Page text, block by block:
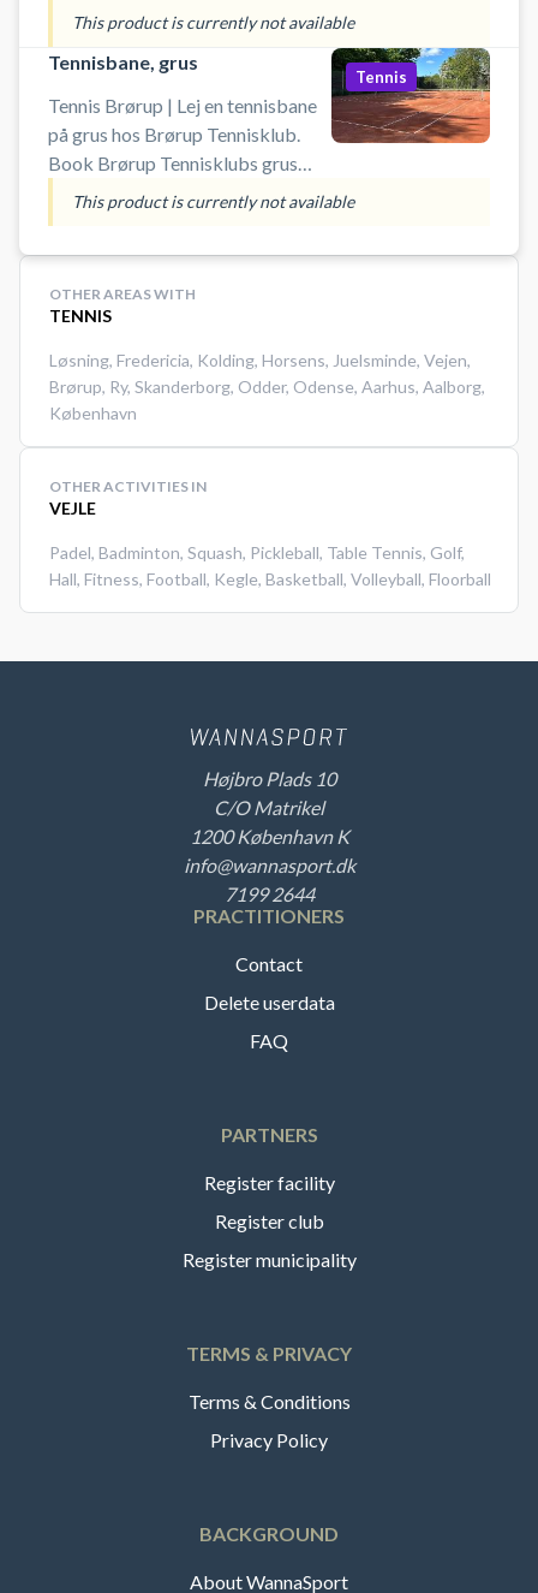
Tennisklubs kunstgræs
tennisbaner og spil tennis ved
Vejen på udendørsbaner ved
tennisklubbens i Brørup.
Medbring selv ketcher og bolde.
This product is currently not available
Tennisbane, grus
Tennis Brørup | Lej en tennisbane
på grus hos Brørup Tennisklub.
Book Brørup Tennisklubs grus
tennisbaner og spil tennis ved
Vejen på en af udendørsbanerne
ved tennisklubbens i Brørup.
Tennis
This product is currently not available
OTHER AREAS WITH
TENNIS
Løsning, Fredericia, Kolding, Horsens, Juelsminde, Vejen,
Brørup, Ry, Skanderborg, Odder, Odense, Aarhus, Aalborg,
København
OTHER ACTIVITIES IN
VEJLE
Padel, Badminton, Squash, Pickleball, Table Tennis, Golf,
Hall, Fitness, Football, Kegle, Basketball, Volleyball, Floorball
Højbro Plads 10
C/O Matrikel
1200 København K
info@wannasport.dk
7199 2644
PRACTITIONERS
Contact
Delete userdata
FAQ
PARTNERS
Register facility
Register club
Register municipality
TERMS & PRIVACY
Terms & Conditions
Privacy Policy
BACKGROUND
About WannaSport